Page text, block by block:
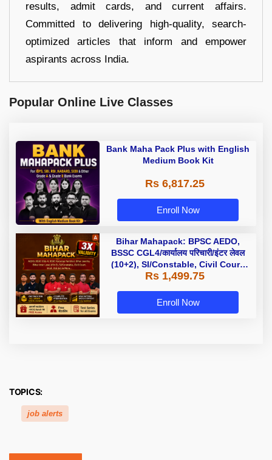
results, admit cards, and current affairs.
Committed to delivering high-quality, search-
optimized articles that inform and empower
aspirants across India.
Popular Online Live Classes
Bank Maha Pack Plus with English
Medium Book Kit
Rs 6,817.25
Enroll Now
Bihar Mahapack: BPSC AEDO,
BSSC CGL4/कार्यालय परिचारी/इंटर लेवल
(10+2), SI/Constable, Civil Court,
B.Ed. D.El.Ed. & More
Rs 1,499.75
Enroll Now
TOPICS:
job alerts